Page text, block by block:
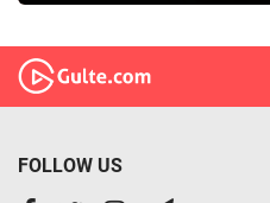
FOLLOW US